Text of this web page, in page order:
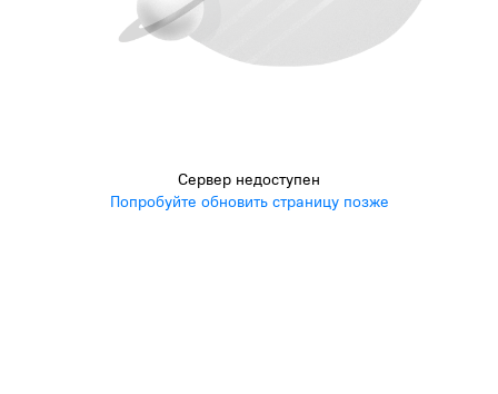
Сервер недоступен
Попробуйте обновить страницу позже